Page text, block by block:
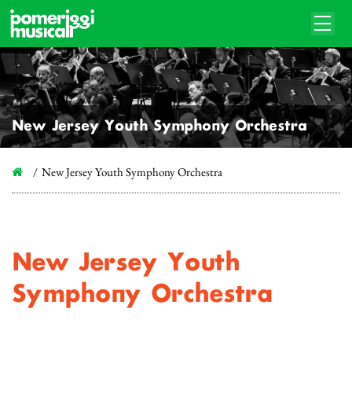
New Jersey Youth Symphony Orchestra
New Jersey Youth Symphony Orchestra
New Jersey Youth
Symphony Orchestra